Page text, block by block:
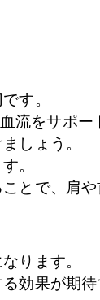
す。
流をサポー
しょう。
。
とで、肩
ります。
効果が期待